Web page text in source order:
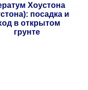
Хоустона
посадка и
в открытом
грунте